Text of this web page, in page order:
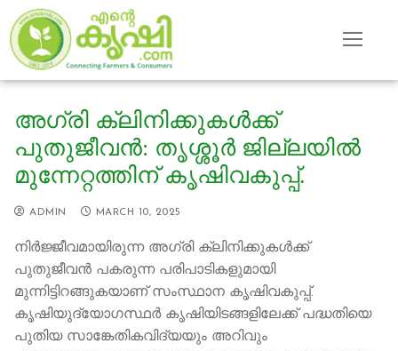
Skip
to
content
അഗ്രി ക്ലിനിക്കുകൾക്ക്
പുതുജീവൻ: തൃശ്ശൂർ ജില്ലയിൽ
മുന്നേറ്റത്തിന് കൃഷിവകുപ്പ്.
ADMIN MARCH 10, 2025
നിർജ്ജീവമായിരുന്ന അഗ്രി ക്ലിനിക്കുകൾക്ക്
പുതുജീവന്‍ പകരുന്ന പരിപാടികളുമായി
മുന്നിട്ടിറങ്ങുകയാണ് സംസ്ഥാന കൃഷിവകുപ്പ്.
കൃഷിയുദ്യോഗസ്ഥർ കൃഷിയിടങ്ങളിലേക്ക് പദ്ധതിയെ
പുതിയ സാങ്കേതികവിദ്യയും അറിവും